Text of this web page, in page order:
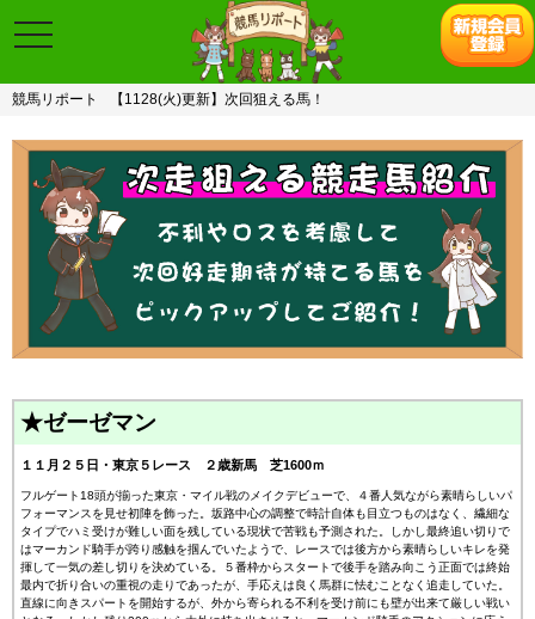
toggle
navigation
競馬リポート 【1128(火)更新】次回狙える馬！
★ゼーゼマン
１１月２５日・東京５レース ２歳新馬 芝1600ｍ
フルゲート18頭が揃った東京・マイル戦のメイクデビューで、４番人気ながら素晴らしいパ
フォーマンスを見せ初陣を飾った。坂路中心の調整で時計自体も目立つものはなく、繊細な
タイプでハミ受けが難しい面を残している現状で苦戦も予測された。しかし最終追い切りで
はマーカンド騎手が跨り感触を掴んでいたようで、レースでは後方から素晴らしいキレを発
揮して一気の差し切りを決めている。５番枠からスタートで後手を踏み向こう正面では終始
最内で折り合いの重視の走りであったが、手応えは良く馬群に怯むことなく追走していた。
直線に向きスパートを開始するが、外から寄られる不利を受け前にも壁が出来て厳しい戦い